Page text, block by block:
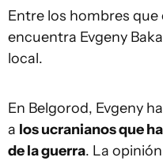
Entre los hombres
encuentra Evgeny
local.
En Belgorod, Evgeny
a los ucranianos que
de la guerra. La